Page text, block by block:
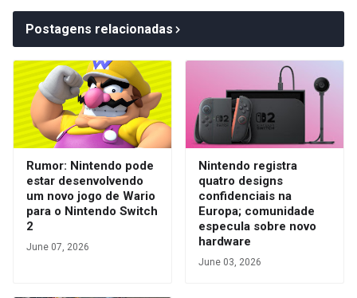
Postagens relacionadas
Rumor: Nintendo pode
estar desenvolvendo
um novo jogo de Wario
para o Nintendo Switch
2
June 07, 2026
Nintendo registra
quatro designs
confidenciais na
Europa; comunidade
especula sobre novo
hardware
June 03, 2026